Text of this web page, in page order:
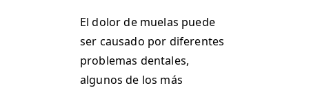
El dolor de muelas puede
ser causado por diferentes
problemas dentales,
algunos de los más